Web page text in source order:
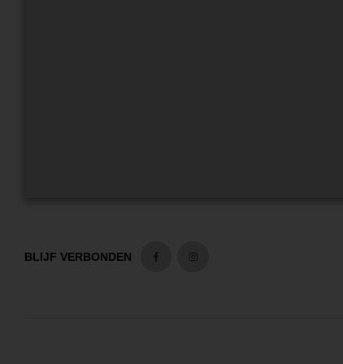
BLIJF VERBONDEN